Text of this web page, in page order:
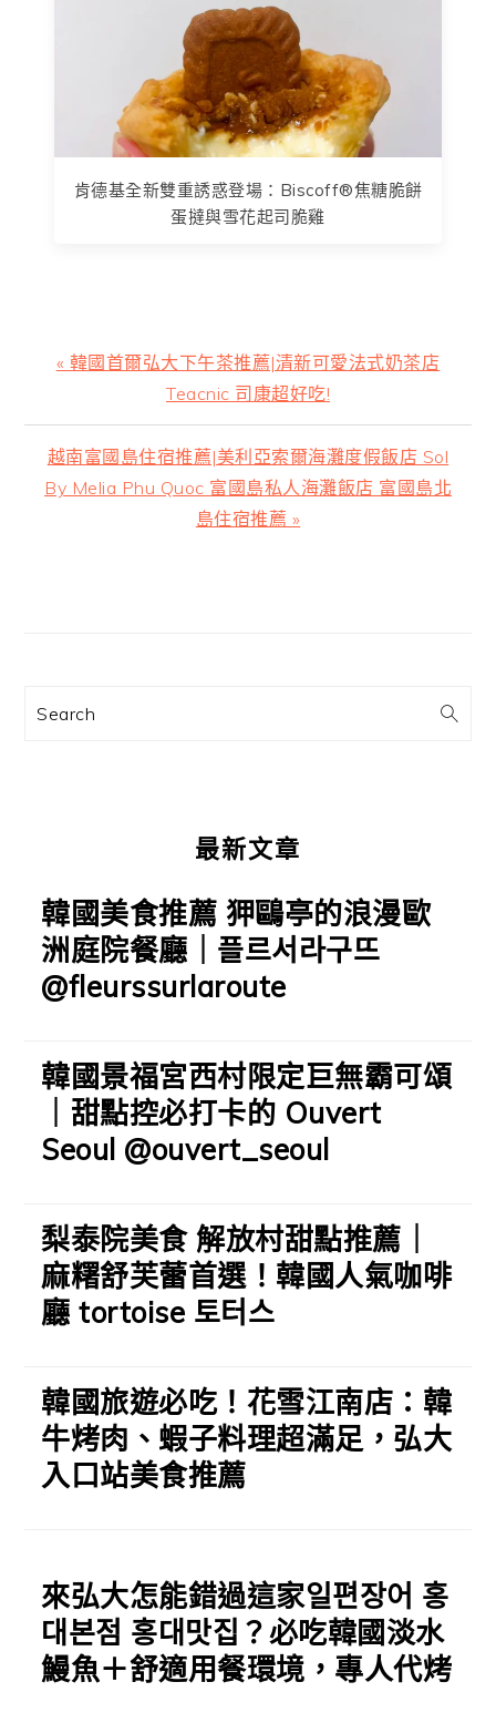
肯德基全新雙重誘惑登場：Biscoff®焦糖脆餅
蛋撻與雪花起司脆雞
上
篇
文
章:
« 韓國首爾弘大下午茶推薦|清新可愛法式奶茶店
Teacnic 司康超好吃!
下
一
越南富國島住宿推薦|美利亞索爾海灘度假飯店 Sol
By Melia Phu Quoc 富國島私人海灘飯店 富國島北
島住宿推薦 »
訊
Search
最新文章
韓國美食推薦 狎鷗亭的浪漫歐
洲庭院餐廳｜플르서라구뜨
@fleurssurlaroute
韓國景福宮西村限定巨無霸可頌
｜甜點控必打卡的 Ouvert
Seoul @ouvert_seoul
梨泰院美食 解放村甜點推薦｜
麻糬舒芙蕾首選！韓國人氣咖啡
廳 tortoise 토터스
韓國旅遊必吃！花雪江南店：韓
牛烤肉、蝦子料理超滿足，弘大
入口站美食推薦
來弘大怎能錯過這家일편장어 홍
대본점 홍대맛집？必吃韓國淡水
鰻魚＋舒適用餐環境，專人代烤